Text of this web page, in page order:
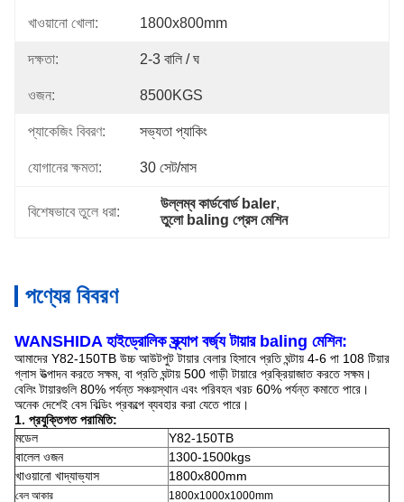
খাওয়ানো খোলা: 1800x800mm
দক্ষতা: 2-3 বালি / ঘ
ওজন: 8500KGS
প্যাকেজিং বিবরণ: সভ্যতা প্যাকিং
যোগানের ক্ষমতা: 30 সেট/মাস
বিশেষভাবে তুলে ধরা:
উল্লম্ব কার্ডবোর্ড baler,
তুলো baling প্রেস মেশিন
পণ্যের বিবরণ
WANSHIDA হাইড্রোলিক স্ক্র্যাপ বর্জ্য টায়ার baling মেশিন:
আমাদের Y82-150TB উচ্চ আউটপুট টায়ার বেলার হিসাবে প্রতি ঘন্টায় 4-6 পা 108 টিয়ার
গ্লাস উত্পাদন করতে সক্ষম, বা প্রতি ঘন্টায় 500 গাড়ী টায়ারে প্রক্রিয়াজাত করতে সক্ষম।
বেলিং টায়ারগুলি 80% পর্যন্ত সঞ্চয়স্থান এবং পরিবহন খরচ 60% পর্যন্ত কমাতে পারে।
অনেক দেশেই বেস বিল্ডিং প্রকল্পে ব্যবহার করা যেতে পারে।
1. প্রযুক্তিগত পরামিতি:
মডেল
Y82-150TB
বালেল ওজন
1300-1500kgs
খাওয়ানো খাদ্যাভ্যাস
1800x800mm
বেল আকার 1800x1000x1000mm